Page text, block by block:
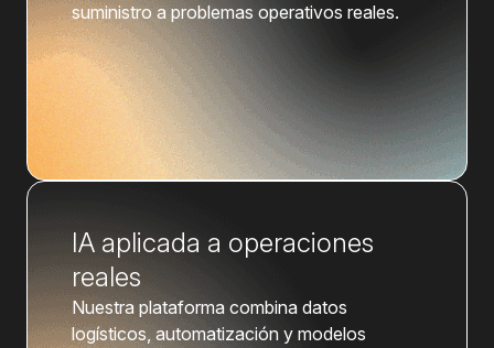
suministro a problemas operativos reales.
IA aplicada a operaciones
reales
Nuestra plataforma combina datos
logísticos, automatización y modelos